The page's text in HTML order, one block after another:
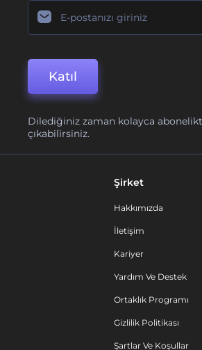
Katıl
Dilediğiniz zaman kolayca
çıkabilirsiniz.
Şirket
Hakkımızda
İletişim
Kariyer
Yardım Ve Destek
Ortaklık Programı
Gizlilik Politikası
Şartlar Ve Koşullar